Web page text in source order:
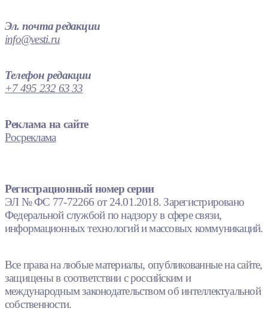
Эл. почта редакции
info@vesti.ru
Телефон редакции
+7 495 232 63 33
Реклама на сайте
Росреклама
Регистрационный номер серии
ЭЛ № ФС 77-72266 от 24.01.2018. Зарегистрировано
Федеральной службой по надзору в сфере связи,
информационных технологий и массовых коммуникаций.
Все права на любые материалы, опубликованные на сайте,
защищены в соответствии с российским и
международным законодательством об интеллектуальной
собственности.